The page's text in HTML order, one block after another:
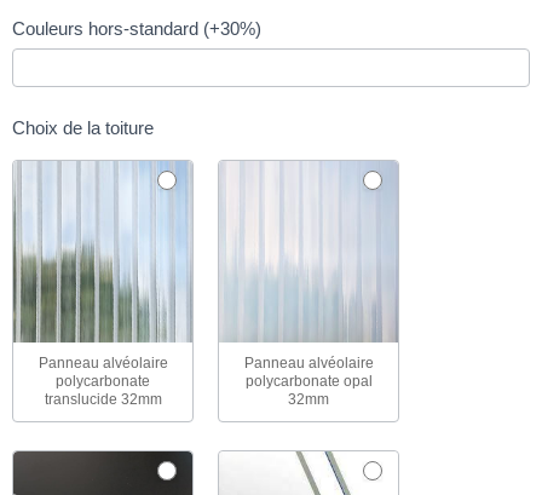
Couleurs hors-standard (+30%)
Choix de la toiture
Panneau alvéolaire
polycarbonate
translucide 32mm
Panneau alvéolaire
polycarbonate opal
32mm